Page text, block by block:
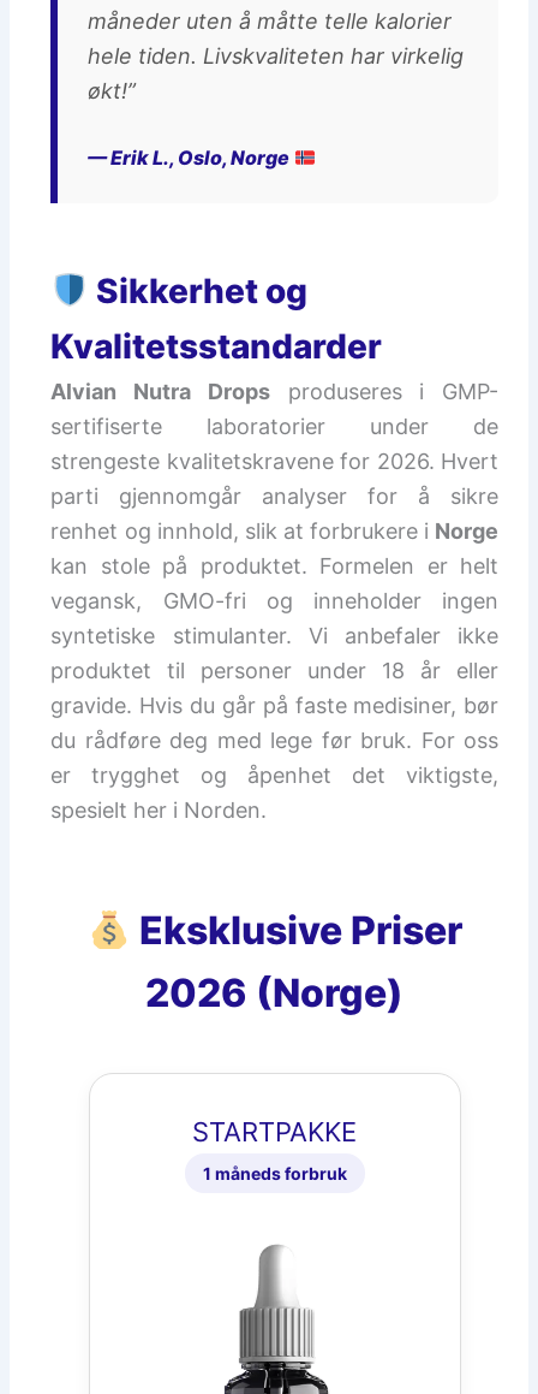
måneder uten å måtte telle kalorier
hele tiden. Livskvaliteten har virkelig
økt!”
— Erik L., Oslo, Norge
Sikkerhet og
Kvalitetsstandarder
Alvian Nutra Dropsproduseres i GMP-
sertifiserte laboratorier under de
strengeste kvalitetskravene for 2026. Hvert
parti gjennomgår analyser for å sikre
renhet og innhold, slik at forbrukere i Norge
kan stole på produktet. Formelen er helt
vegansk, GMO-fri og inneholder ingen
syntetiske stimulanter. Vi anbefaler ikke
produktet til personer under 18 år eller
gravide. Hvis du går på faste medisiner, bør
du rådføre deg med lege før bruk. For oss
er trygghet og åpenhet det viktigste,
spesielt her i Norden.
Eksklusive Priser
2026 (Norge)
STARTPAKKE
1 måneds forbruk